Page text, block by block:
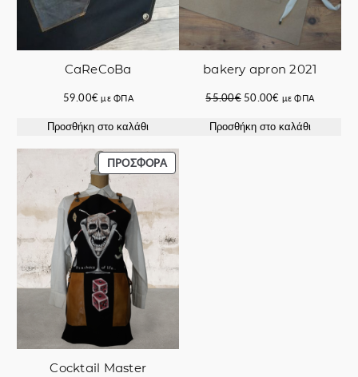
CaReCoBa
59.00€ με ΦΠΑ
Προσθήκη στο καλάθι
bakery apron 2021
55.00€ Original
was:
50.00€ Η
τιμή
με ΦΠΑ
Προσθήκη στο καλάθι
ΠΡΟΣΦΟΡΆΠΡΟΪΌΝ
ΣΕ
Cocktail Master